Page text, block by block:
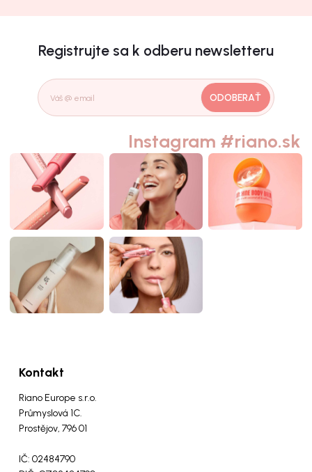
Registrujte sa k odberu newsletteru
ODOBERAŤ
Instagram #riano.sk
Kontakt
Riano Europe s.r.o.
Průmyslová 1C.
Prostějov, 796 01
IČ: 02484790